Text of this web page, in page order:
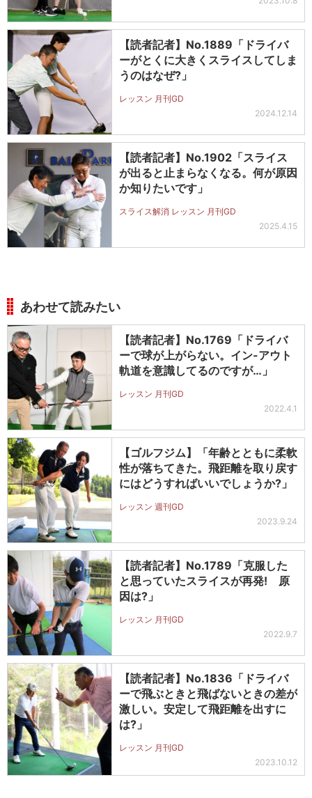
【読者記者】No.1889「ドライバ
ーがとくに大きくスライスしてしま
うのはなぜ?」
レッスン 月刊GD
2024.12.14
【読者記者】No.1902「スライス
が出ると止まらなくなる。何が原因
か知りたいです」
スライス解消 レッスン 月刊GD
2025.4.15
あわせて読みたい
【読者記者】No.1769「ドライバ
ーで球が上がらない。イン-アウト
軌道を意識してるのですが…」
レッスン 月刊GD
2022.4.1
【ゴルフジム】「年齢とともに柔軟
性が落ちてきた。飛距離を取り戻す
にはどうすればいいでしょうか?」
レッスン 週刊GD
2023.9.24
【読者記者】No.1789「克服した
と思っていたスライスが再発! 原
因は?」
レッスン 月刊GD
2022.9.7
【読者記者】No.1836「ドライバ
ーで飛ぶときと飛ばないときの差が
激しい。安定して飛距離を出すに
は?」
レッスン 月刊GD
2023.10.12